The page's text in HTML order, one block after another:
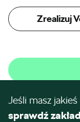
Zrealizuj
Jeśli masz
sprawdź